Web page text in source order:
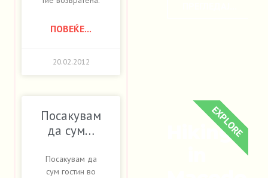
ПОВЕЌЕ...
20.02.2012
Посакувам
да сум…
Посакувам да
сум гостин во
Hiking
EXPLORE